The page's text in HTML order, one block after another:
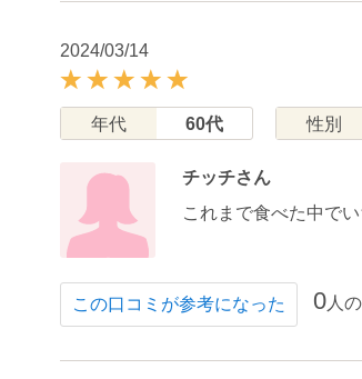
2024/03/14
年代 60代 性別
チッチさん
これまで食べた中で
この口コミが参考になった 0人